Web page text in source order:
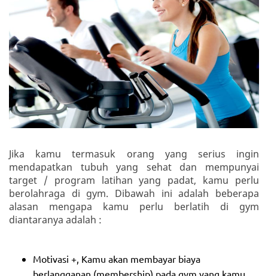
Jika kamu termasuk orang yang serius ingin
mendapatkan tubuh yang sehat dan mempunyai
target / program latihan yang padat, kamu perlu
berolahraga di gym. Dibawah ini adalah beberapa
alasan mengapa kamu perlu berlatih di gym
diantaranya adalah :
Motivasi +, Kamu akan membayar biaya
berlangganan (membership) pada gym yang kamu